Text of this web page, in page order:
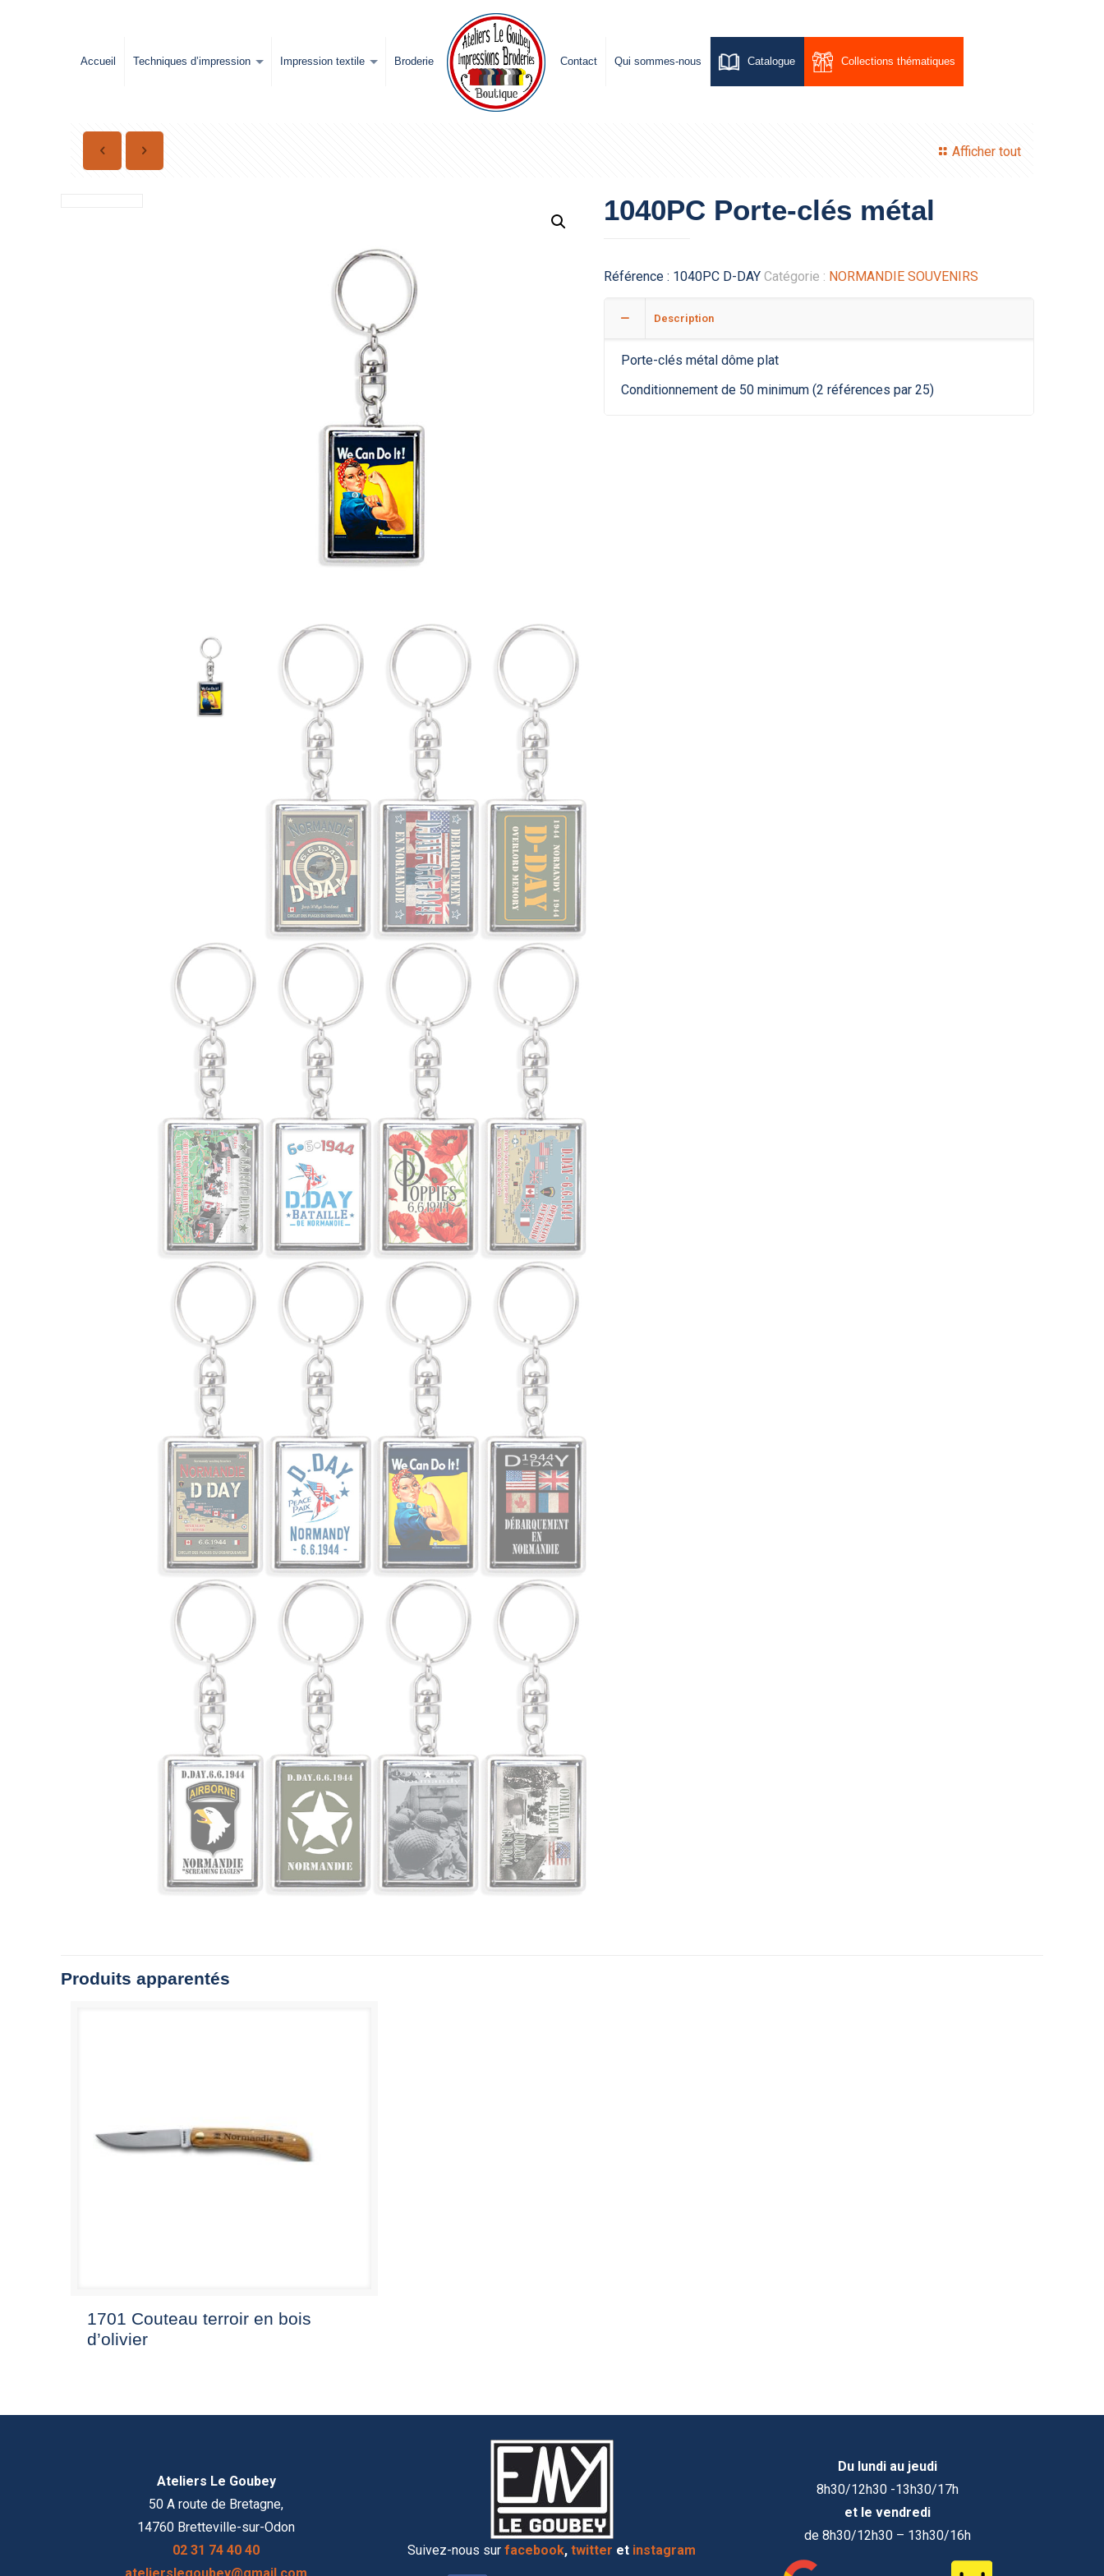
Accueil Techniques d’impression Impression textile Broderie Contact Qui sommes-nous Catalogue Collections thématiques
Afficher tout
1040PC Porte-clés métal
Référence : 1040PC D-DAY Catégorie : NORMANDIE SOUVENIRS
Description
Porte-clés métal dôme plat
Conditionnement de 50 minimum (2 références par 25)
Produits apparentés
1701 Couteau terroir en bois
d’olivier
Ateliers Le Goubey
50 A route de Bretagne,
14760 Bretteville-sur-Odon
02 31 74 40 40
Suivez-nous surfacebook, twitter et instagram
Du lundi au jeudi
8h30/12h30 -13h30/17h
et le vendredi
de 8h30/12h30 – 13h30/16h